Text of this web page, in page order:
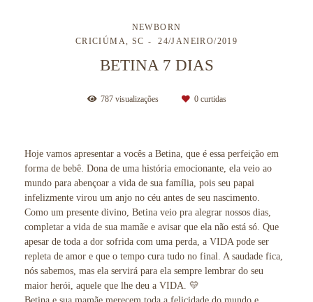
NEWBORN
CRICIÚMA, SC
24/JANEIRO/2019
BETINA 7 DIAS
787visualizações 0curtidas
Hoje vamos apresentar a vocês a Betina, que é essa perfeição em
forma de bebê. Dona de uma história emocionante, ela veio ao
mundo para abençoar a vida de sua família, pois seu papai
infelizmente virou um anjo no céu antes de seu nascimento.
Como um presente divino, Betina veio pra alegrar nossos dias,
completar a vida de sua mamãe e avisar que ela não está só. Que
apesar de toda a dor sofrida com uma perda, a VIDA pode ser
repleta de amor e que o tempo cura tudo no final. A saudade fica,
nós sabemos, mas ela servirá para ela sempre lembrar do seu
maior herói, aquele que lhe deu a VIDA. 💛